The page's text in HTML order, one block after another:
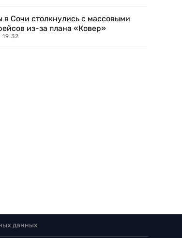
Сочи столкнулись с массовыми
из-за плана «Ковер»
данных